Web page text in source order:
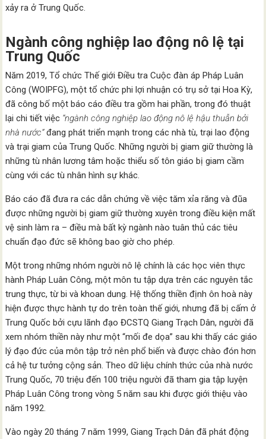
xảy ra ở Trung Quốc.
Ngành công nghiệp lao động nô lệ tại
Trung Quốc
Năm 2019, Tổ chức Thế giới Điều tra Cuộc đàn áp Pháp Luân
Công (WOIPFG), một tổ chức phi lợi nhuận có trụ sở tại Hoa Kỳ,
đã công bố một báo cáo điều tra gồm hai phần, trong đó thuật
lại chi tiết việc “ngành công nghiệp lao động nô lệ hậu thuẫn bởi
nhà nước”đang phát triển mạnh trong các nhà tù, trại lao động
và trại giam của Trung Quốc. Những người bị giam giữ thường là
những tù nhân lương tâm hoặc thiểu số tôn giáo bị giam cầm
cùng với các tù nhân hình sự khác.
Báo cáo đã đưa ra các dẫn chứng về việc tăm xỉa răng và đũa
được những người bị giam giữ thường xuyên trong điều kiện mất
vệ sinh làm ra – điều mà bất kỳ ngành nào tuân thủ các tiêu
chuẩn đạo đức sẽ không bao giờ cho phép.
Một trong những nhóm người nô lệ chính là các học viên thực
hành Pháp Luân Công, một môn tu tập dựa trên các nguyên tắc
trung thực, từ bi và khoan dung. Hệ thống thiền định ôn hoà này
hiện được thực hành tự do trên toàn thế giới, nhưng đã bị cấm ở
Trung Quốc bởi cựu lãnh đạo ĐCSTQ Giang Trạch Dân, người đã
xem nhóm thiền này như một “mối đe dọa” sau khi thấy các giáo
lý đạo đức của môn tập trở nên phổ biến và được chào đón hơn
cả hệ tư tưởng cộng sản. Theo dữ liệu chính thức của nhà nước
Trung Quốc, 70 triệu đến 100 triệu người đã tham gia tập luyện
Pháp Luân Công trong vòng 5 năm sau khi được giới thiệu vào
năm 1992.
Vào ngày 20 tháng 7 năm 1999, Giang Trạch Dân đã phát động